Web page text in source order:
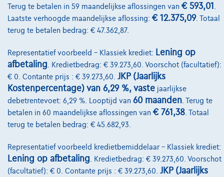
Terug te betalen in 59 maandelijkse aflossingen van € 593,01 .
Laatste verhoogde maandelijkse aflossing: € 12.375,09. Totaal
terug te betalen bedrag: € 47.362,87.
Representatief voorbeeld – Klassiek krediet: Lening op
afbetaling . Kredietbedrag: € 39.273,60. Voorschot (facultatief):
€ 0. Contante prijs : € 39.273,60. JKP (Jaarlijks
Kostenpercentage) van 6,29 %, vaste jaarlijkse
debetrentevoet: 6,29 %. Looptijd van 60 maanden . Terug te
betalen in 60 maandelijkse aflossingen van € 761,38 . Totaal
terug te betalen bedrag: € 45.682,93.
Representatief voorbeeld kredietbemiddelaar – Klassiek krediet:
Lening op afbetaling . Kredietbedrag: € 39.273,60. Voorschot
(facultatief): € 0. Contante prijs : € 39.273,60. JKP (Jaarlijks
Kwaliteitscharter
Onze dealers
Onze partners
Onze team
Contact
@2024 TCS Mobility SA/NV Copyright
Algemene Voorwaarden
Bijstandsvoorwaarden